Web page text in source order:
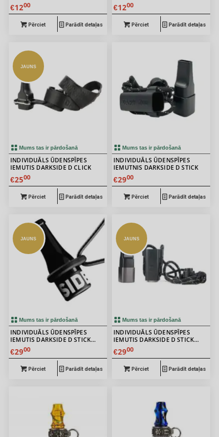
€1200
Pērciet Parādīt detaļas
€1200
Pērciet Parādīt detaļas
Mums tas ir pārdošanā
JAUNS
INDIVIDUĀLS ŪDENSPĪPES
IEMUTIS DARKSIDE D CLICK
€2500
Pērciet Parādīt detaļas
Mums tas ir pārdošanā
INDIVIDUĀLS ŪDENSPĪPES
IEMUTNIS DARKSIDE D STICK
€2900
Pērciet Parādīt detaļas
Mums tas ir pārdošanā
JAUNS
INDIVIDUĀLS ŪDENSPĪPES
IEMUTIS DARKSIDE D STICK
BASE
€2900
Pērciet Parādīt detaļas
Mums tas ir pārdošanā
JAUNS
INDIVIDUĀLS ŪDENSPĪPES
IEMUTIS DARKSIDE D STICK
GREY
€2900
Pērciet Parādīt detaļas